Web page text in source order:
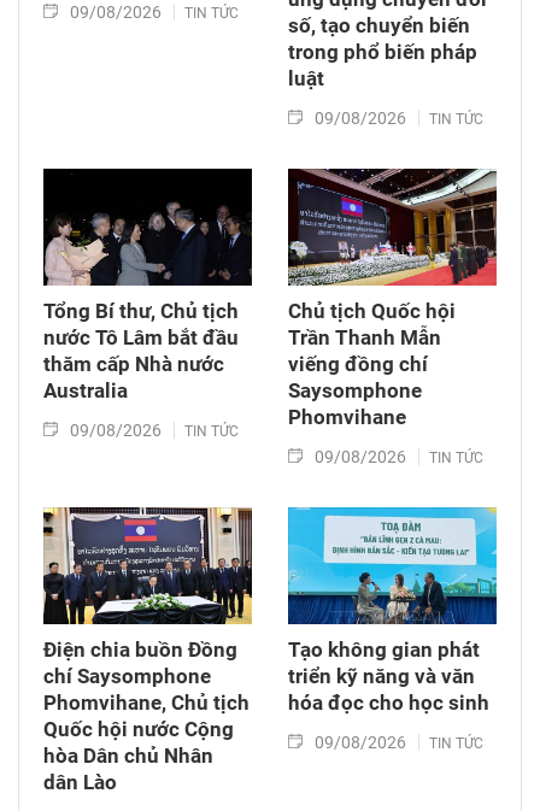
09/08/2026 TIN TỨC
số, tạo chuyển biến
trong phổ biến pháp
luật
09/08/2026 TIN TỨC
Tổng Bí thư, Chủ tịch
nước Tô Lâm bắt đầu
thăm cấp Nhà nước
Australia
09/08/2026 TIN TỨC
Chủ tịch Quốc hội
Trần Thanh Mẫn
viếng đồng chí
Saysomphone
Phomvihane
09/08/2026 TIN TỨC
Điện chia buồn Đồng
chí Saysomphone
Phomvihane, Chủ tịch
Quốc hội nước Cộng
hòa Dân chủ Nhân
dân Lào
Tạo không gian phát
triển kỹ năng và văn
hóa đọc cho học sinh
09/08/2026 TIN TỨC